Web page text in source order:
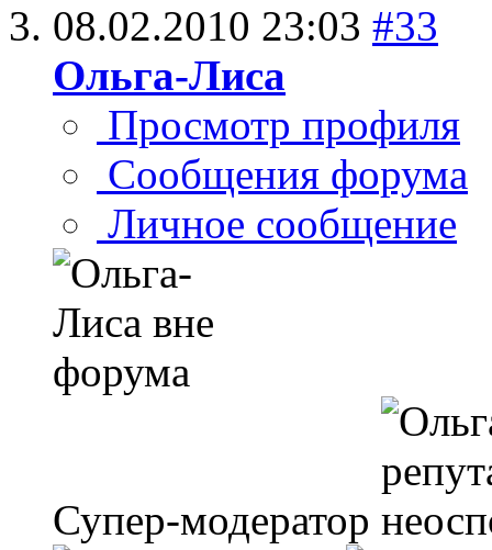
08.02.2010 23:03 #33
Ольга-Лиса
Просмотр профиля
Сообщения форума
Личное сообщение
Супер-модератор